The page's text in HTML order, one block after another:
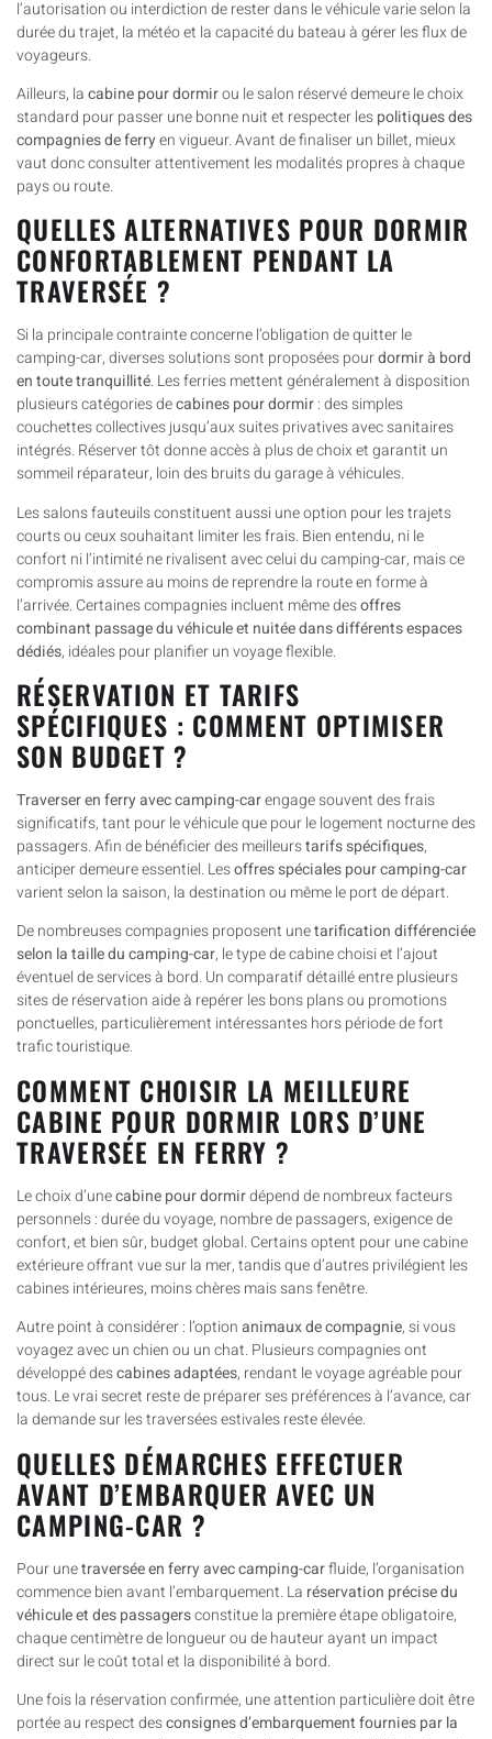
l’autorisation ou interdiction de rester dans le véhicule varie selon la
durée du trajet, la météo et la capacité du bateau à gérer les flux de
voyageurs.
Ailleurs, lacabine pour dormirou le salon réservé demeure le choix
standard pour passer une bonne nuit et respecter lespolitiques des
compagnies de ferryen vigueur. Avant de finaliser un billet, mieux
vaut donc consulter attentivement les modalités propres à chaque
pays ou route.
QUELLES ALTERNATIVES POUR DORMIR
CONFORTABLEMENT PENDANT LA
TRAVERSÉE ?
Si la principale contrainte concerne l’obligation de quitter le
camping-car, diverses solutions sont proposées pourdormir à bord
en toute tranquillité. Les ferries mettent généralement à disposition
plusieurs catégories decabines pour dormir: des simples
couchettes collectives jusqu’aux suites privatives avec sanitaires
intégrés. Réserver tôt donne accès à plus de choix et garantit un
sommeil réparateur, loin des bruits du garage à véhicules.
Les salons fauteuils constituent aussi une option pour les trajets
courts ou ceux souhaitant limiter les frais. Bien entendu, ni le
confort ni l’intimité ne rivalisent avec celui du camping-car, mais ce
compromis assure au moins de reprendre la route en forme à
l’arrivée. Certaines compagnies incluent même desoffres
combinant passage du véhicule et nuitée dans différents espaces
dédiés, idéales pour planifier un voyage flexible.
RÉSERVATION ET TARIFS
SPÉCIFIQUES : COMMENT OPTIMISER
SON BUDGET ?
Traverser en ferry avec camping-carengage souvent des frais
significatifs, tant pour le véhicule que pour le logement nocturne des
passagers. Afin de bénéficier des meilleurstarifs spécifiques,
anticiper demeure essentiel. Lesoffres spéciales pour camping-car
varient selon la saison, la destination ou même le port de départ.
De nombreuses compagnies proposent unetarification différenciée
selon la taille du camping-car, le type de cabine choisi et l’ajout
éventuel de services à bord. Un comparatif détaillé entre plusieurs
sites de réservation aide à repérer les bons plans ou promotions
ponctuelles, particulièrement intéressantes hors période de fort
trafic touristique.
COMMENT CHOISIR LA MEILLEURE
CABINE POUR DORMIR LORS D’UNE
TRAVERSÉE EN FERRY ?
Le choix d’unecabine pour dormirdépend de nombreux facteurs
personnels : durée du voyage, nombre de passagers, exigence de
confort, et bien sûr, budget global. Certains optent pour une cabine
extérieure offrant vue sur la mer, tandis que d’autres privilégient les
cabines intérieures, moins chères mais sans fenêtre.
Autre point à considérer : l’optionanimaux de compagnie, si vous
voyagez avec un chien ou un chat. Plusieurs compagnies ont
développé descabines adaptées, rendant le voyage agréable pour
tous. Le vrai secret reste de préparer ses préférences à l’avance, car
la demande sur les traversées estivales reste élevée.
QUELLES DÉMARCHES EFFECTUER
AVANT D’EMBARQUER AVEC UN
CAMPING-CAR ?
Pour unetraversée en ferry avec camping-carfluide, l’organisation
commence bien avant l’embarquement. La réservation précise du
véhicule et des passagersconstitue la première étape obligatoire,
chaque centimètre de longueur ou de hauteur ayant un impact
direct sur le coût total et la disponibilité à bord.
Une fois la réservation confirmée, une attention particulière doit être
portée au respect desconsignes d’embarquement fournies par la